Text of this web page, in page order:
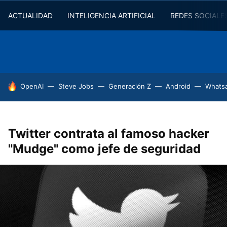
ACTUALIDAD INTELIGENCIA ARTIFICIAL REDES
HOY SE HABLA DE
OpenAI Steve Jobs Generación Z Android
Twitter contrata al famoso hacker
"Mudge" como jefe de seguridad